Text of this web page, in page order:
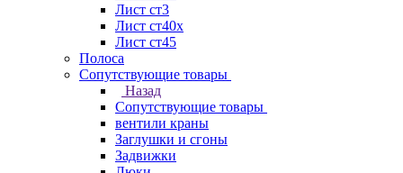
Лист ст3
Лист ст40х
Лист ст45
Полоса
Сопутствующие товары
Назад
Сопутствующие товары
вентили краны
Заглушки и сгоны
Задвижки